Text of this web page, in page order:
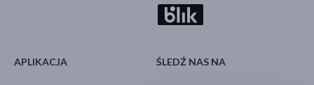
APLIKACJA ŚLEDŹ NAS NA